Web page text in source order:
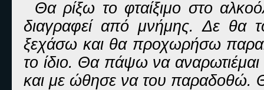
Θα ρίξω το φταίξιμο στο
διαγραφεί από μνήμης. Δε θα
ξεχάσω και θα προχωρήσω
το ίδιο. Θα πάψω να αναρωτιέμαι
και με ώθησε να του παραδοθώ.